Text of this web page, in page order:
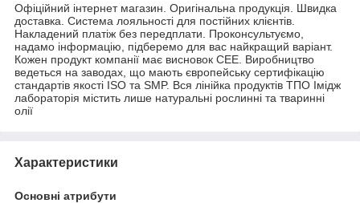
Офіційний інтернет магазин. Оригінальна продукція. Швидка
доставка. Система лояльності для постійних клієнтів.
Накладений платіж без передплати. Проконсультуємо,
надамо інформацію, підберемо для вас найкращий варіант.
Кожен продукт компанії має висновок СЕЕ. Виробництво
ведеться на заводах, що мають європейську сертифікацію
стандартів якості ISO та SMP. Вся лінійка продуктів ТПО Імідж
лабораторія містить лише натуральні рослинні та тваринні
олії
Характеристики
Основні атрибути